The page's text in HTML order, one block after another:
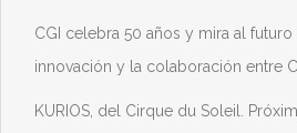
CGI celebra 50 años y mira al
innovación y la colaboración entre
KURIOS, del Cirque du Soleil.